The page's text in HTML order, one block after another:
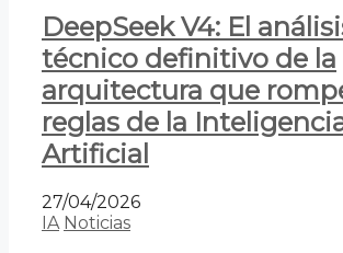
DeepSeek V4: El
técnico definitivo de la
arquitectura que
reglas de la
Artificial
27/04/2026
IA Noticias